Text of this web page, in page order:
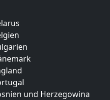
und Herzegowina